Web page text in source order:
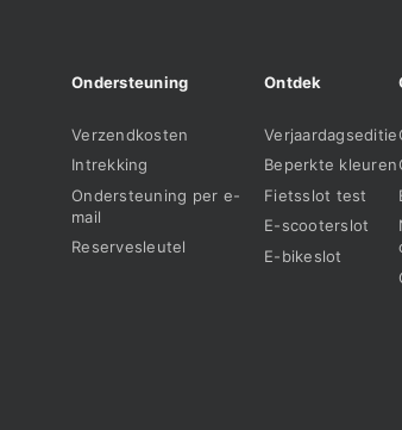
Ondersteuning
Verzendkosten
Intrekking
Ondersteuning per e-
mail
Reservesleutel
Ontdek
Verjaardagseditie
Beperkte kleuren
Fietsslot test
E-scooterslot
E-bikeslot